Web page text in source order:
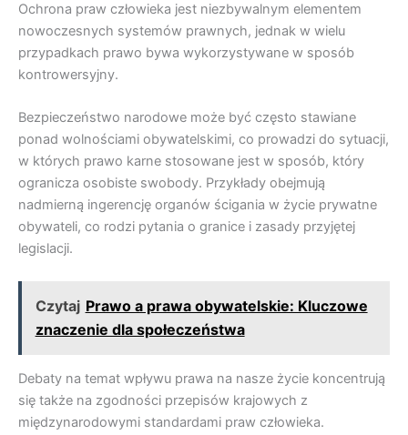
Ochrona praw człowieka jest niezbywalnym elementem
nowoczesnych systemów prawnych, jednak w wielu
przypadkach prawo bywa wykorzystywane w sposób
kontrowersyjny.
Bezpieczeństwo narodowe może być często stawiane
ponad wolnościami obywatelskimi, co prowadzi do sytuacji,
w których prawo karne stosowane jest w sposób, który
ogranicza osobiste swobody. Przykłady obejmują
nadmierną ingerencję organów ścigania w życie prywatne
obywateli, co rodzi pytania o granice i zasady przyjętej
legislacji.
Czytaj Prawo a prawa obywatelskie: Kluczowe
znaczenie dla społeczeństwa
Debaty na temat wpływu prawa na nasze życie koncentrują
się także na zgodności przepisów krajowych z
międzynarodowymi standardami praw człowieka.